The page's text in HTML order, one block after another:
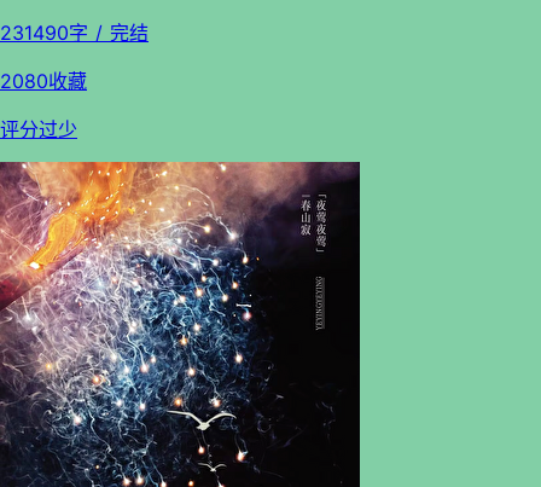
231490字 / 完结
2080收藏
评分过少